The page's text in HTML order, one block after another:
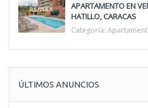
APARTAMENTO EN
HATILLO, CARACAS
Categoría:
ÚLTIMOS ANUNCIOS